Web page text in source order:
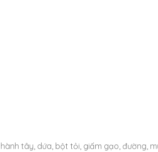
tây, dứa, bột tỏi, giấm gạo, đường,